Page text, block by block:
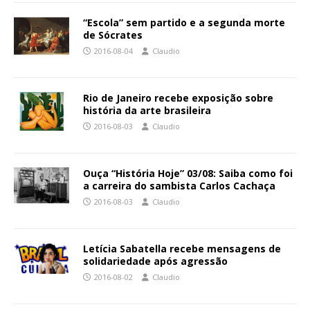
“Escola” sem partido e a segunda morte
de Sócrates
2016-08-04 Claudio
Rio de Janeiro recebe exposição sobre
história da arte brasileira
2016-08-03 Claudio
Ouça “História Hoje” 03/08: Saiba como foi
a carreira do sambista Carlos Cachaça
2016-08-03 Claudio
Letícia Sabatella recebe mensagens de
solidariedade após agressão
2016-08-02 Claudio